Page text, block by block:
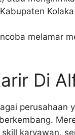
melamar
Di
perusahaan
karyawan,